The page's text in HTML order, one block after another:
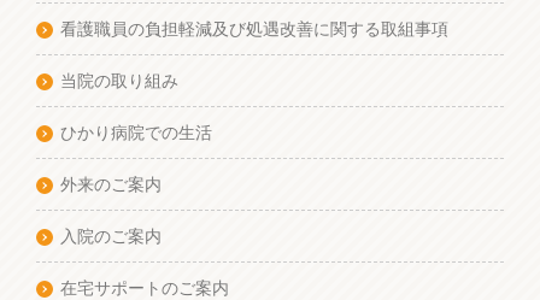
看護職員の負担軽減及び処遇改善に関する取組事項
当院の取り組み
ひかり病院での生活
外来のご案内
入院のご案内
在宅サポートのご案内